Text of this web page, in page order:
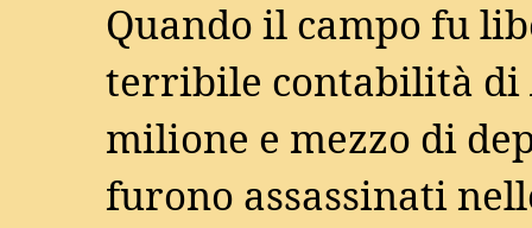
Quando il campo fu
terribile contabilità di
milione e mezzo di
furono assassinati